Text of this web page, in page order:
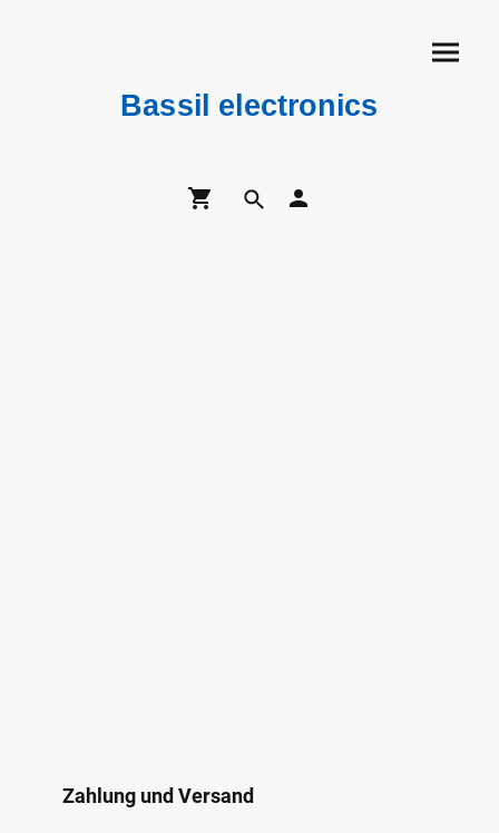
Bassil electronics
Zahlung und Versand